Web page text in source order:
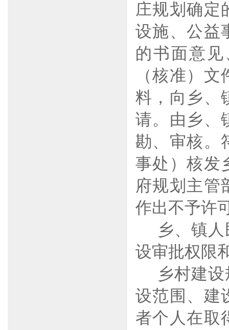
庄规划确定
设施、公益
的书面意
（核准）
料，向乡、
请。由乡、
勘、审核。
事处）核发
府规划主管
作出不予许
乡、镇
设审批权限
乡村建
设范围、建
者个人在取